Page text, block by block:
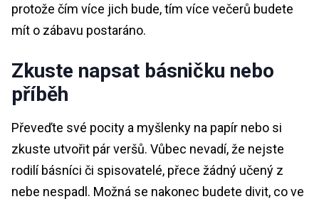
protože čím více jich bude, tím více večerů budete
mít o zábavu postaráno.
Zkuste napsat básničku nebo
příběh
Převeďte své pocity a myšlenky na papír nebo si
zkuste utvořit pár veršů. Vůbec nevadí, že nejste
rodilí básníci či spisovatelé, přece žádný učený z
nebe nespadl. Možná se nakonec budete divit, co ve